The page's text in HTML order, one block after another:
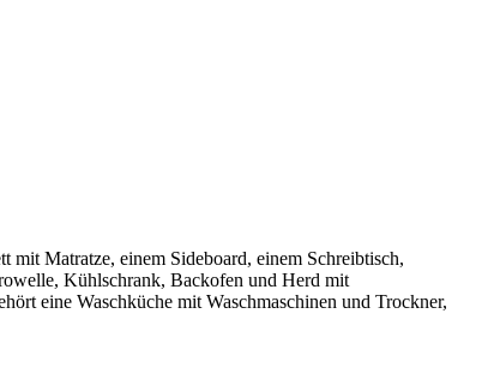
Matratze, einem Sideboard, einem Schreibtisch,
Kühlschrank, Backofen und Herd mit
eine Waschküche mit Waschmaschinen und Trockner,